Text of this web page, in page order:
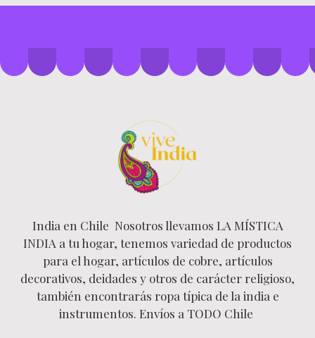
India en Chile Nosotros llevamos LA MÍSTICA
INDIA a tu hogar, tenemos variedad de productos
para el hogar, artículos de cobre, artículos
decorativos, deidades y otros de carácter religioso,
también encontrarás ropa típica de la india e
instrumentos. Envíos a TODO Chile